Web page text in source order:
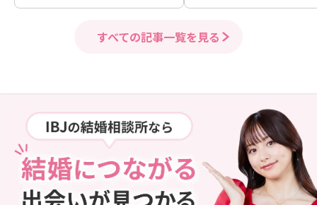
すべての記事一覧を見る